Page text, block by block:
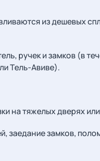
из дешевых
ручек и замков (в
Тель-Авиве).
на тяжелых дверях
заедание замков,